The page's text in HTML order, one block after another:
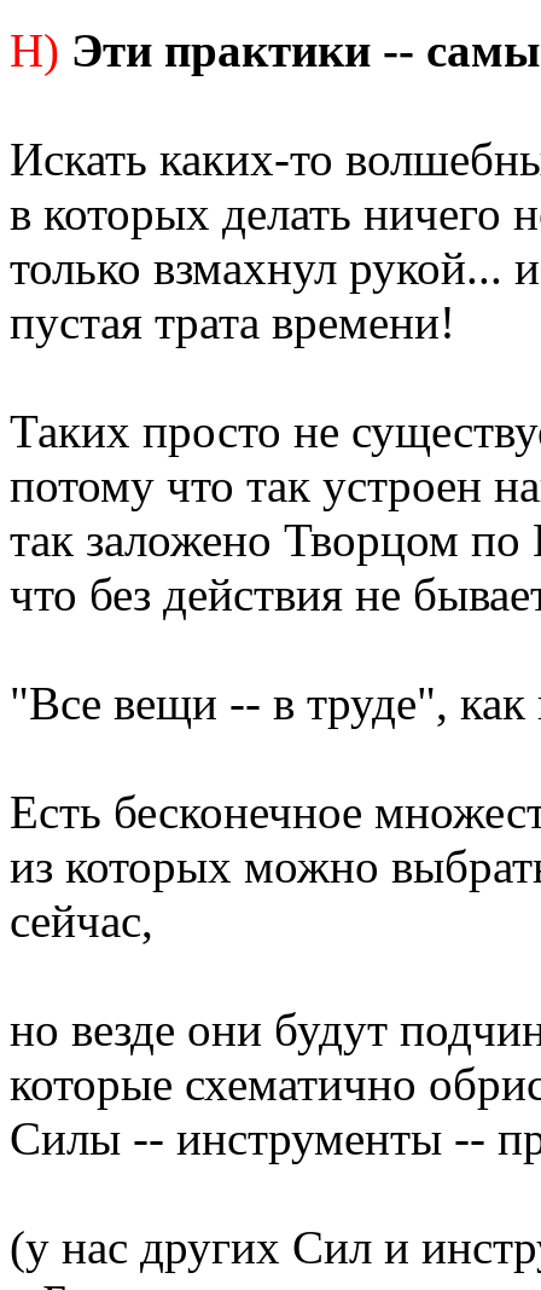
Н) Эти практики --
Искать каких-то
в которых делать ничего
только взмахнул рукой...
пустая трата времени!
Таких просто не
потому что так устроен
так заложено Творцом
что без действия не
"Все вещи -- в труде", как
Есть бесконечное
из которых можно
сейчас,
но везде они будут
которые схематично
Силы -- инструменты --
(у нас других Сил и